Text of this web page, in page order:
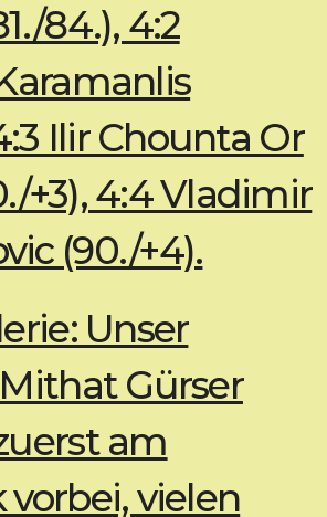
84.), 4:2
Ilir Chounta Or
+3), 4:4 Vladimir
(90./+4).
Unser
Gürser
am
vorbei, vielen